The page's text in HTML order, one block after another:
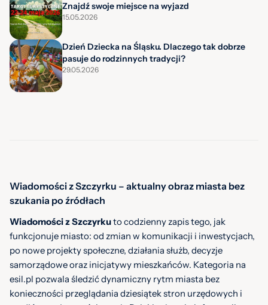
Znajdź swoje miejsce na wyjazd
15.05.2026
Dzień Dziecka na Śląsku. Dlaczego tak dobrze
pasuje do rodzinnych tradycji?
29.05.2026
Wiadomości z Szczyrku – aktualny obraz miasta bez
szukania po źródłach
Wiadomości z Szczyrkuto codzienny zapis tego, jak
funkcjonuje miasto: od zmian w komunikacji i inwestycjach,
po nowe projekty społeczne, działania służb, decyzje
samorządowe oraz inicjatywy mieszkańców. Kategoria na
esil.pl pozwala śledzić dynamiczny rytm miasta bez
konieczności przeglądania dziesiątek stron urzędowych i